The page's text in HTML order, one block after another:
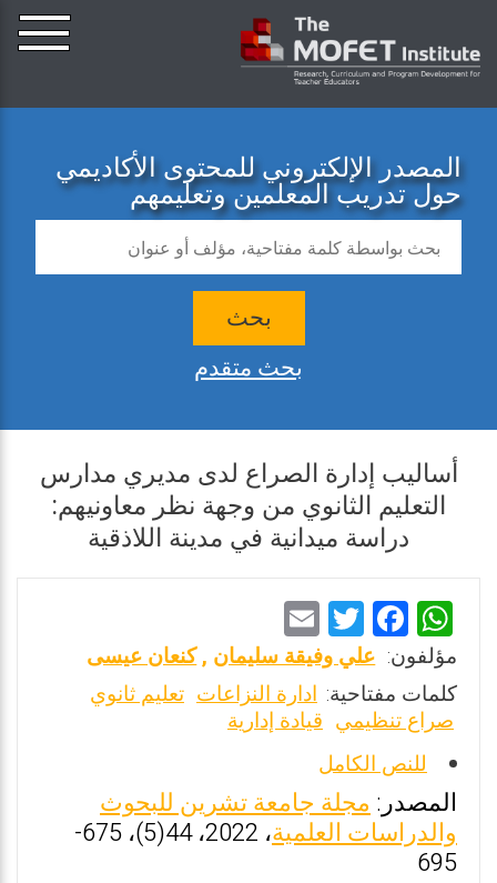
المصدر الإلكتروني للمحتوى الأكاديمي
حول تدريب المعلمين وتعليمهم
بحث
بحث متقدم
أساليب إدارة الصراع لدى مديري مدارس
التعليم الثانوي من وجهة نظر معاونيهم:
دراسة ميدانية في مدينة اللاذقية
W
h
at
s
A
p
p
F
a
ce
b
o
o
k
T
wi
tt
er
m
ai
l
مؤلفون: علي وفيقة سليمان ,كنعان عيسى
كلمات مفتاحية: ادارة النزاعات تعليم ثانوي
صراع تنظيمي قيادة إدارية
للنص الكامل
المصدر:مجلة جامعة تشرين للبحوث
والدراسات العلمية
، 2022، 44(5)، 675-
695